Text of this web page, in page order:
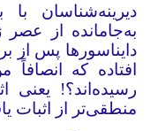
دیرینه‌شناسان
به‌جامانده از عصر
دایناسورها پس از
افتاده که
رسیده‌اند؟! یعنی
منطقی‌تر از اثبات